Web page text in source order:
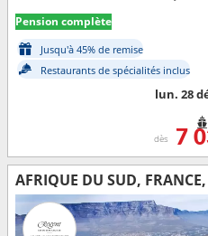
Pension complète
Jusqu'à 45% de remise
Restaurants de spécialités inclus
lun. 28
dès 7
AFRIQUE DU SUD,